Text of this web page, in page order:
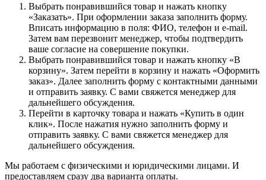
Выбрать понравившийся товар и нажать кнопку
«Заказать». При оформлении заказа заполнить форму.
Вписать информацию в поля: ФИО, телефон и e-mail.
Затем вам перезвонит менеджер, чтобы подтвердить
ваше согласие на совершение покупки.
Выбрать понравившийся товар и нажать кнопку «В
корзину». Затем перейти в корзину и нажать «Оформить
заказ». Далее заполнить форму с контактными данными
и отправить заявку. С вами свяжется менеджер для
дальнейшего обсуждения.
Перейти в карточку товара и нажать «Купить в один
клик». После нажатия нужно заполнить форму и
отправить заявку. С вами свяжется менеджер для
дальнейшего обсуждения.
Мы работаем с физическими и юридическими лицами. И
предоставляем сразу два варианта оплаты.